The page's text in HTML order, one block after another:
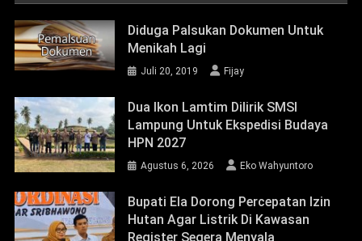
Diduga Palsukan Dokumen Untuk
Menikah Lagi
Juli 20, 2019 Fijay
Dua Ikon Lamtim Dilirik SMSI
Lampung Untuk Ekspedisi Budaya
HPN 2027
Agustus 6, 2026 Eko Wahyuntoro
Bupati Ela Dorong Percepatan Izin
Hutan Agar Listrik Di Kawasan
Register Segera Menyala